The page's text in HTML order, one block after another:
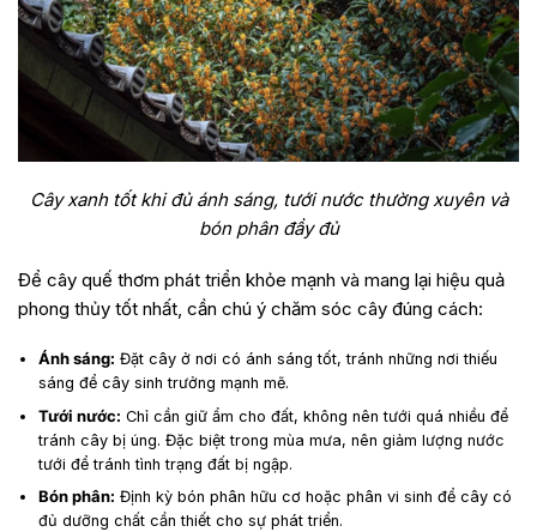
Cây xanh tốt khi đủ ánh sáng, tưới nước thường xuyên và
bón phân đầy đủ
Để cây quế thơm phát triển khỏe mạnh và mang lại hiệu quả
phong thủy tốt nhất, cần chú ý chăm sóc cây đúng cách:
Ánh sáng: Đặt cây ở nơi có ánh sáng tốt, tránh những nơi thiếu
sáng để cây sinh trưởng mạnh mẽ.
Tưới nước: Chỉ cần giữ ẩm cho đất, không nên tưới quá nhiều để
tránh cây bị úng. Đặc biệt trong mùa mưa, nên giảm lượng nước
tưới để tránh tình trạng đất bị ngập.
Bón phân: Định kỳ bón phân hữu cơ hoặc phân vi sinh để cây có
đủ dưỡng chất cần thiết cho sự phát triển.